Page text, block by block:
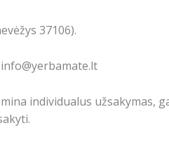
37106).
individualus užsakymas,